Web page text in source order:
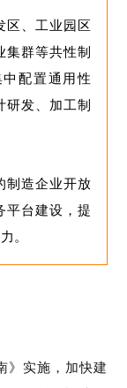
区、工业园区
集群等共性制
配置通用性
研发、加工制
制造企业开放
平台建设，提
。
实施 ， 加快建